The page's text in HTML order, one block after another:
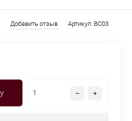
Добавить отзыв Артикул: BC03